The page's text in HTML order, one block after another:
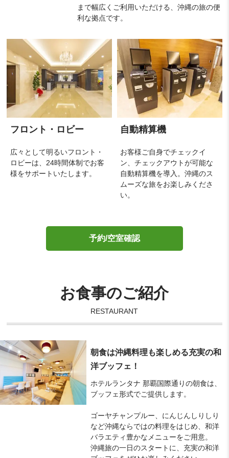
まで幅広くご利用いただける、沖縄の旅の便
利な拠点です。
フロント・ロビー
広々として明るいフロント・
ロビーは、24時間体制でお客
様をサポートいたします。
自動精算機
お客様ご自身でチェックイ
ン、チェックアウトが可能な
自動精算機を導入。沖縄のス
ムーズな旅をお楽しみくださ
い。
予約/空室確認
お食事のご紹介
RESTAURANT
朝食は沖縄料理も楽しめる充実の和
洋ブッフェ！
ホテルランタナ 那覇国際通りの朝食は、
ブッフェ形式でご提供します。
ゴーヤチャンプルー、にんじんしりしり
など沖縄ならではの料理をはじめ、和洋
バラエティ豊かなメニューをご用意。
沖縄旅の一日のスタートに、充実の和洋